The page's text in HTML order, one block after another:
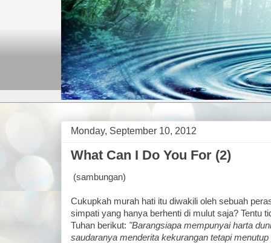
Monday, September 10, 2012
What Can I Do You For (2)
(sambungan)
Cukupkah murah hati itu diwakili oleh sebuah
simpati yang hanya berhenti di mulut saja? Tentu
Tuhan berikut: "Barangsiapa mempunyai harta
saudaranya menderita kekurangan tetapi